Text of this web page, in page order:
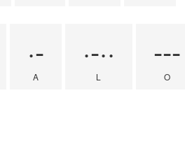
·-
A
·-··
L
---
O